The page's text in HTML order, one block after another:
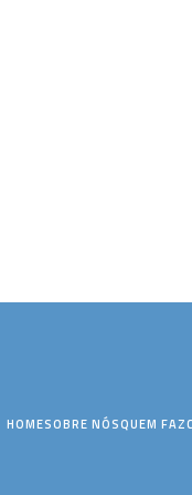
HOMESOBRE NÓSQUEM FAZ